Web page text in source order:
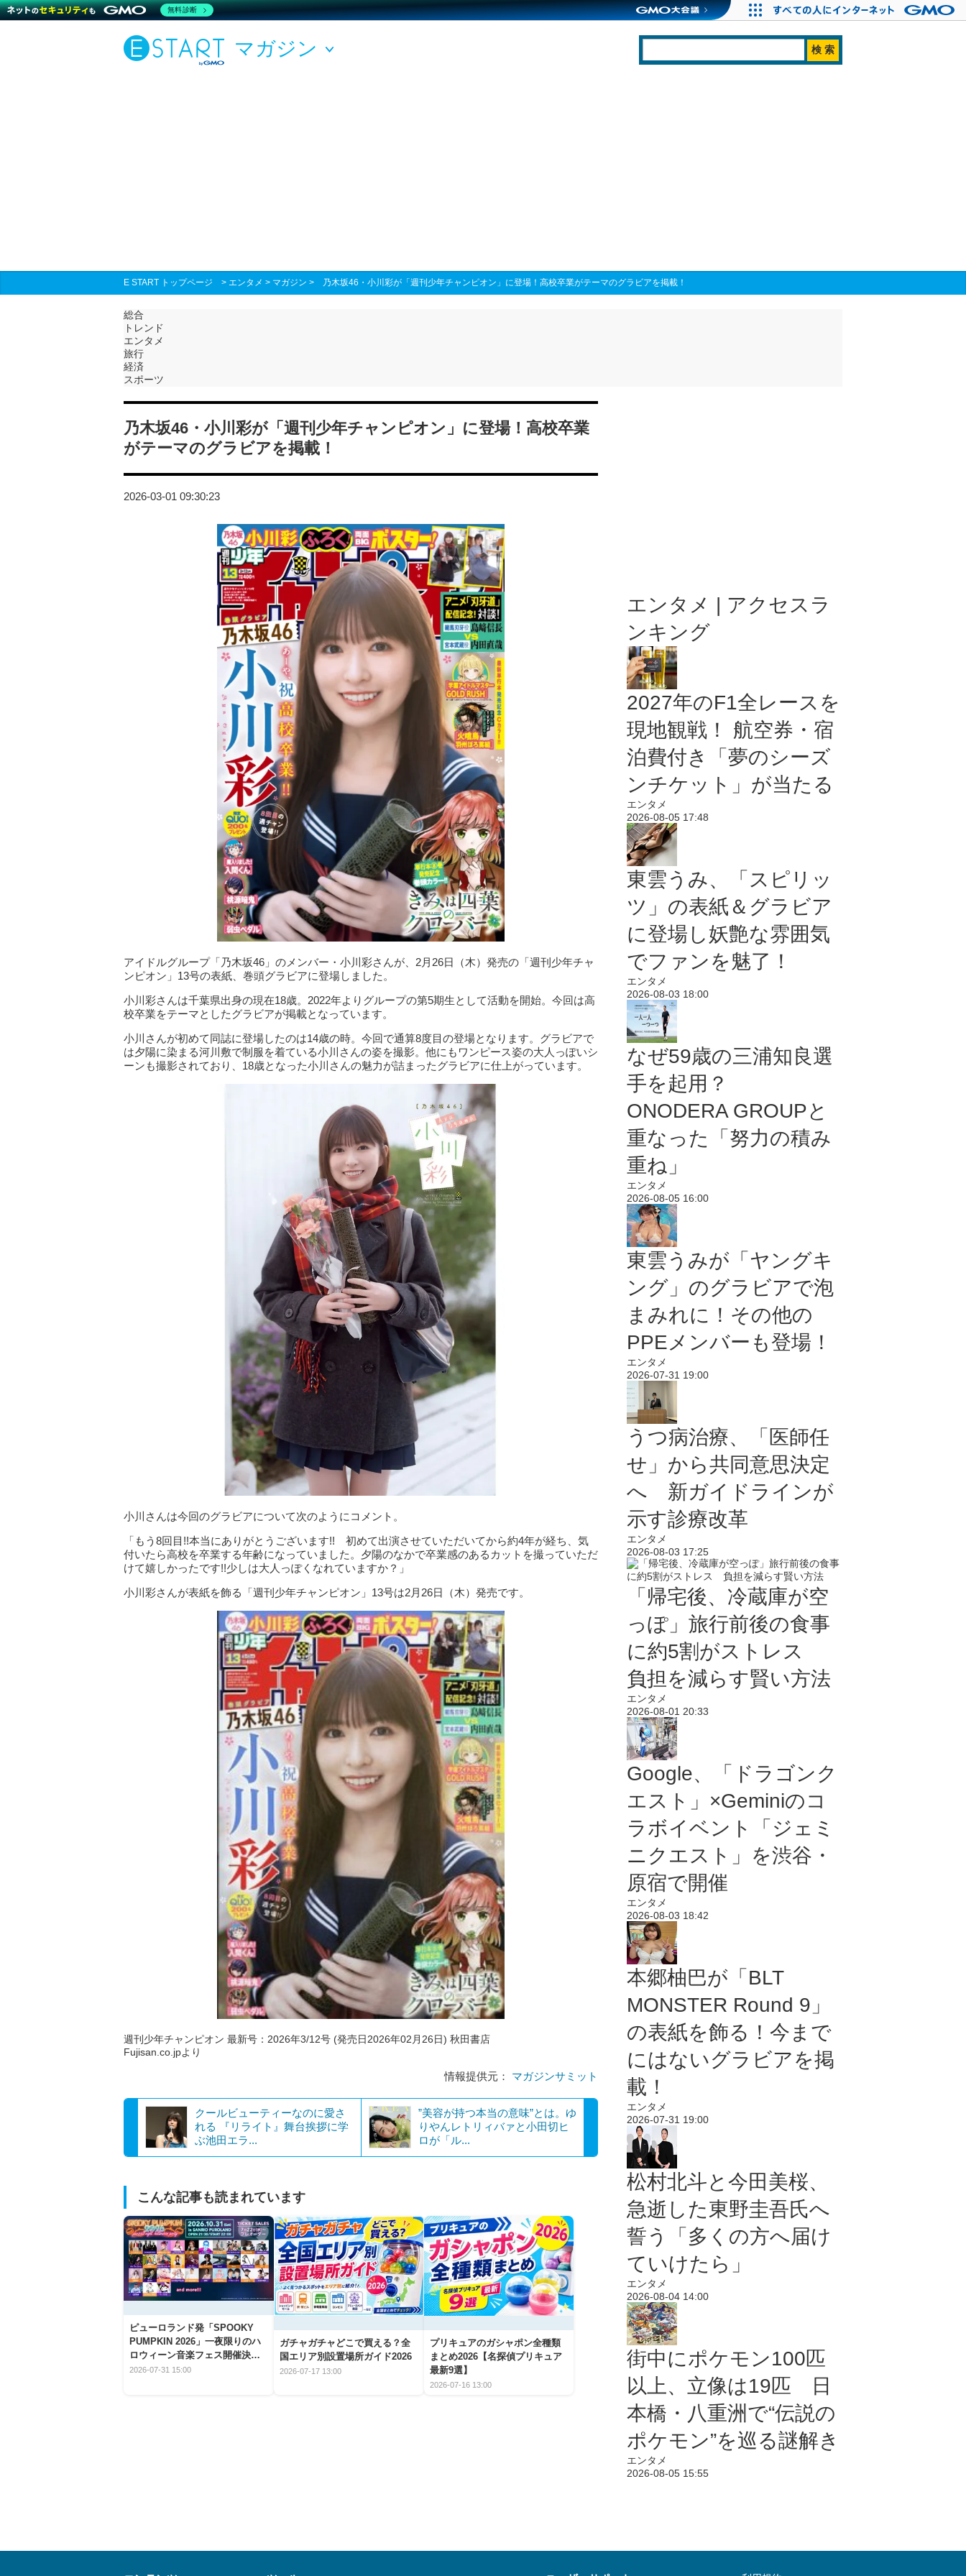
マガジン
E START トップページ > エンタメ > マガジン > 乃木坂46・小川彩が「週刊少年チャンピオン」に登場！高校卒業がテーマのグラビアを掲載！
総合
トレンド
エンタメ
旅行
経済
スポーツ
乃木坂46・小川彩が「週刊少年チャンピオン」に登場！高校卒業
がテーマのグラビアを掲載！
2026-03-01 09:30:23
アイドルグループ「乃木坂46」のメンバー・小川彩さんが、2月26日（木）発売の「週刊少年チャ
ンピオン」13号の表紙、巻頭グラビアに登場しました。
小川彩さんは千葉県出身の現在18歳。2022年よりグループの第5期生として活動を開始。今回は高
校卒業をテーマとしたグラビアが掲載となっています。
小川さんが初めて同誌に登場したのは14歳の時。今回で通算8度目の登場となります。グラビアで
は夕陽に染まる河川敷で制服を着ている小川さんの姿を撮影。他にもワンピース姿の大人っぽいシ
ーンも撮影されており、18歳となった小川さんの魅力が詰まったグラビアに仕上がっています。
小川さんは今回のグラビアについて次のようにコメント。
「もう8回目!!本当にありがとうございます!! 初めて出演させていただいてから約4年が経ち、気
付いたら高校を卒業する年齢になっていました。夕陽のなかで卒業感のあるカットを撮っていただ
けて嬉しかったです!!少しは大人っぽくなれていますか？」
小川彩さんが表紙を飾る「週刊少年チャンピオン」13号は2月26日（木）発売です。
週刊少年チャンピオン 最新号：2026年3/12号 (発売日2026年02月26日) 秋田書店
Fujisan.co.jpより
情報提供元： マガジンサミット
クールビューティーなのに愛さ
れる 『リライト』舞台挨拶に学
ぶ池田エラ...
”美容が持つ本当の意味”とは。ゆ
りやんレトリィバァと小田切ヒ
ロが「ル...
こんな記事も読まれています
ピューロランド発「SPOOKY
PUMPKIN 2026」一夜限りのハ
ロウィーン音楽フェス開催決
定！
2026-07-31 15:00
ガチャガチャどこで買える？全
国エリア別設置場所ガイド2026
2026-07-17 13:00
プリキュアのガシャポン全種類
まとめ2026【名探偵プリキュア
最新9選】
2026-07-16 13:00
エンタメ | アクセスラ
ンキング
2027年のF1全レースを
現地観戦！ 航空券・宿
泊費付き「夢のシーズ
ンチケット」が当たる
エンタメ
2026-08-05 17:48
東雲うみ、「スピリッ
ツ」の表紙＆グラビア
に登場し妖艶な雰囲気
でファンを魅了！
エンタメ
2026-08-03 18:00
なぜ59歳の三浦知良選
手を起用？
ONODERA GROUPと
重なった「努力の積み
重ね」
エンタメ
2026-08-05 16:00
東雲うみが「ヤングキ
ング」のグラビアで泡
まみれに！その他の
PPEメンバーも登場！
エンタメ
2026-07-31 19:00
うつ病治療、「医師任
せ」から共同意思決定
へ 新ガイドラインが
示す診療改革
エンタメ
2026-08-03 17:25
「帰宅後、冷蔵庫が空
っぽ」旅行前後の食事
に約5割がストレス
負担を減らす賢い方法
エンタメ
2026-08-01 20:33
Google、「ドラゴンク
エスト」×Geminiのコ
ラボイベント「ジェミ
ニクエスト」を渋谷・
原宿で開催
エンタメ
2026-08-03 18:42
本郷柚巴が「BLT
MONSTER Round 9」
の表紙を飾る！今まで
にはないグラビアを掲
載！
エンタメ
2026-07-31 19:00
松村北斗と今田美桜、
急逝した東野圭吾氏へ
誓う「多くの方へ届け
ていけたら」
エンタメ
2026-08-04 14:00
街中にポケモン100匹
以上、立像は19匹 日
本橋・八重洲で“伝説の
ポケモン”を巡る謎解き
エンタメ
2026-08-05 15:55
無料診断